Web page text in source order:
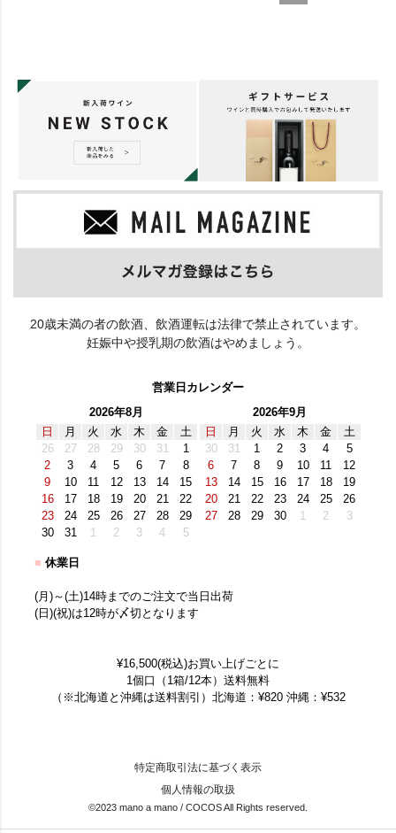
20歳未満の者の飲酒、飲酒運転は法律で禁止されています。
妊娠中や授乳期の飲酒はやめましょう。
営業日カレンダー
2026年8月
日
月 火 水 木 金
土
26
27 28 29 30 31
1
2
3 4 5 6 7
8
9
10 11 12 13 14
15
16
17 18 19 20 21
22
23
24 25 26 27 28
29
30
31 1 2 3 4 5
2026年9月
日
月 火 水 木 金
土
30
31 1 2 3 4
5
6
7 8 9 10 11
12
13
14 15 16 17 18
19
20
21 22 23 24 25
26
27
28 29 30 1 2 3
■ 休業日
(月)～(土)14時までのご注文で当日出荷
(日)(祝)は12時が〆切となります
¥16,500(税込)お買い上げごとに
1個口（1箱/12本）送料無料
（※北海道と沖縄は送料割引）北海道：¥820 沖縄：¥532
特定商取引法に基づく表示
個人情報の取扱
©2023 mano a mano / COCOS All Rights reserved.